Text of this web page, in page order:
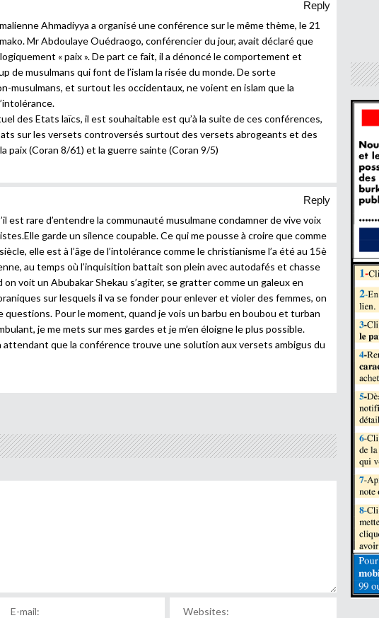
Reply
malienne Ahmadiyya a organisé une conférence sur le même thème, le 21
Mr Abdoulaye Ouédraogo, conférencier du jour, avait déclaré que
« paix ». De part ce fait, il a dénoncé le comportement et
de musulmans qui font de l’islam la risée du monde. De sorte
musulmans, et surtout les occidentaux, ne voient en islam que la
des Etats laïcs, il est souhaitable est qu’à la suite de ces conférences,
sur les versets controversés surtout des versets abrogeants et des
paix (Coran 8/61) et la guerre sainte (Coran 9/5)
Reply
est rare d’entendre la communauté musulmane condamner de vive voix
garde un silence coupable. Ce qui me pousse à croire que comme
elle est à l’âge de l’intolérance comme le christianisme l’a été au 15è
au temps où l’inquisition battait son plein avec autodafés et chasse
on voit un Abubakar Shekau s’agiter, se gratter comme un galeux en
sur lesquels il va se fonder pour enlever et violer des femmes, on
questions. Pour le moment, quand je vois un barbu en boubou et turban
je me mets sur mes gardes et je m’en éloigne le plus possible.
attendant que la conférence trouve une solution aux versets ambigus du